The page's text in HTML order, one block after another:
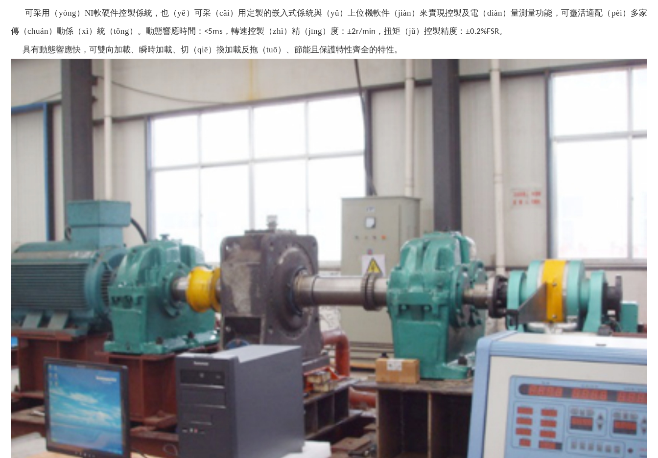
可采用（yòng）NI軟硬件控製係統，也（yě）可采（cǎi）用定製的嵌入式係統與（yǔ）上位機軟件（jiàn）來實現控製及電（diàn）量測量功能，可靈活適配（pèi）多家
傳（chuán）動係（xì）統（tǒng）。動態響應時間： <5ms ，轉速控製（zhì）精（jīng）度：±2r/min ，扭矩（jǔ）控製精度：±0.2%FSR。
具有動態響應快，可雙向加載、瞬時加載、切（qiē）換加載反拖（tuō）、節能且保護特性齊全的特性。